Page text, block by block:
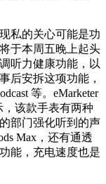
私的关心可能是功
于本周五晚上起头
听力健康功能，以
后安拆这项功能，
等。eMarketer
，该款手表有两种
部门强化听到的声
Max，还有通透
能，充电速度也是